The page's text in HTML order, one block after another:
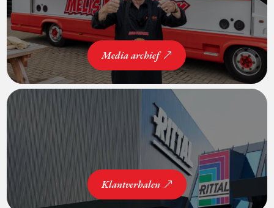
Media archief
Klantverhalen